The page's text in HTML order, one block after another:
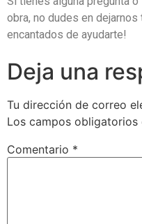
obra, no dudes en dejarnos
encantados de ayudarte!
Deja una
Tu dirección de correo
Los campos obligatorios
Comentario *